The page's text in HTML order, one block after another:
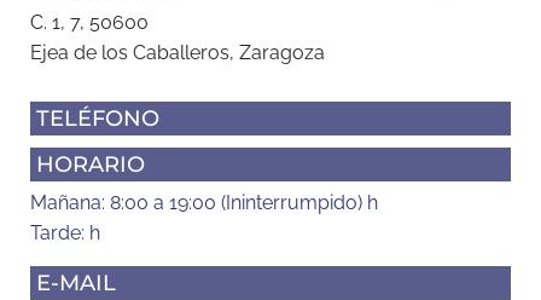
C. 1, 7, 50600
Ejea de los Caballeros, Zaragoza
TELÉFONO
HORARIO
Mañana: 8:00 a 19:00 (Ininterrumpido) h
Tarde: h
E-MAIL